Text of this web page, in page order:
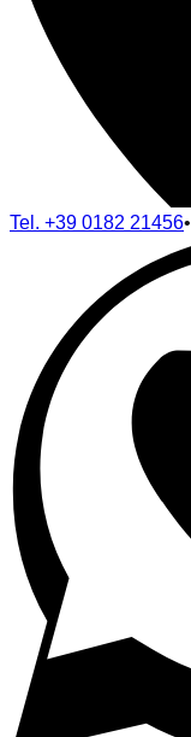
Tel. +39 0182 21456•